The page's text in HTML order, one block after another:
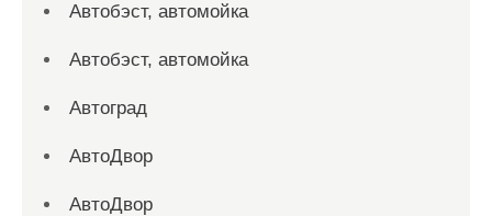
Автобэст, автомойка
Автобэст, автомойка
Автоград
АвтоДвор
АвтоДвор